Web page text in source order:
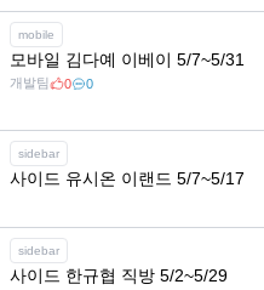
mobile
모바일 김다예 이베이 5/7~5/31
개발팀 0 0
sidebar
사이드 유시온 이랜드 5/7~5/17
개발팀
sidebar
사이드 한규협 직방 5/2~5/29